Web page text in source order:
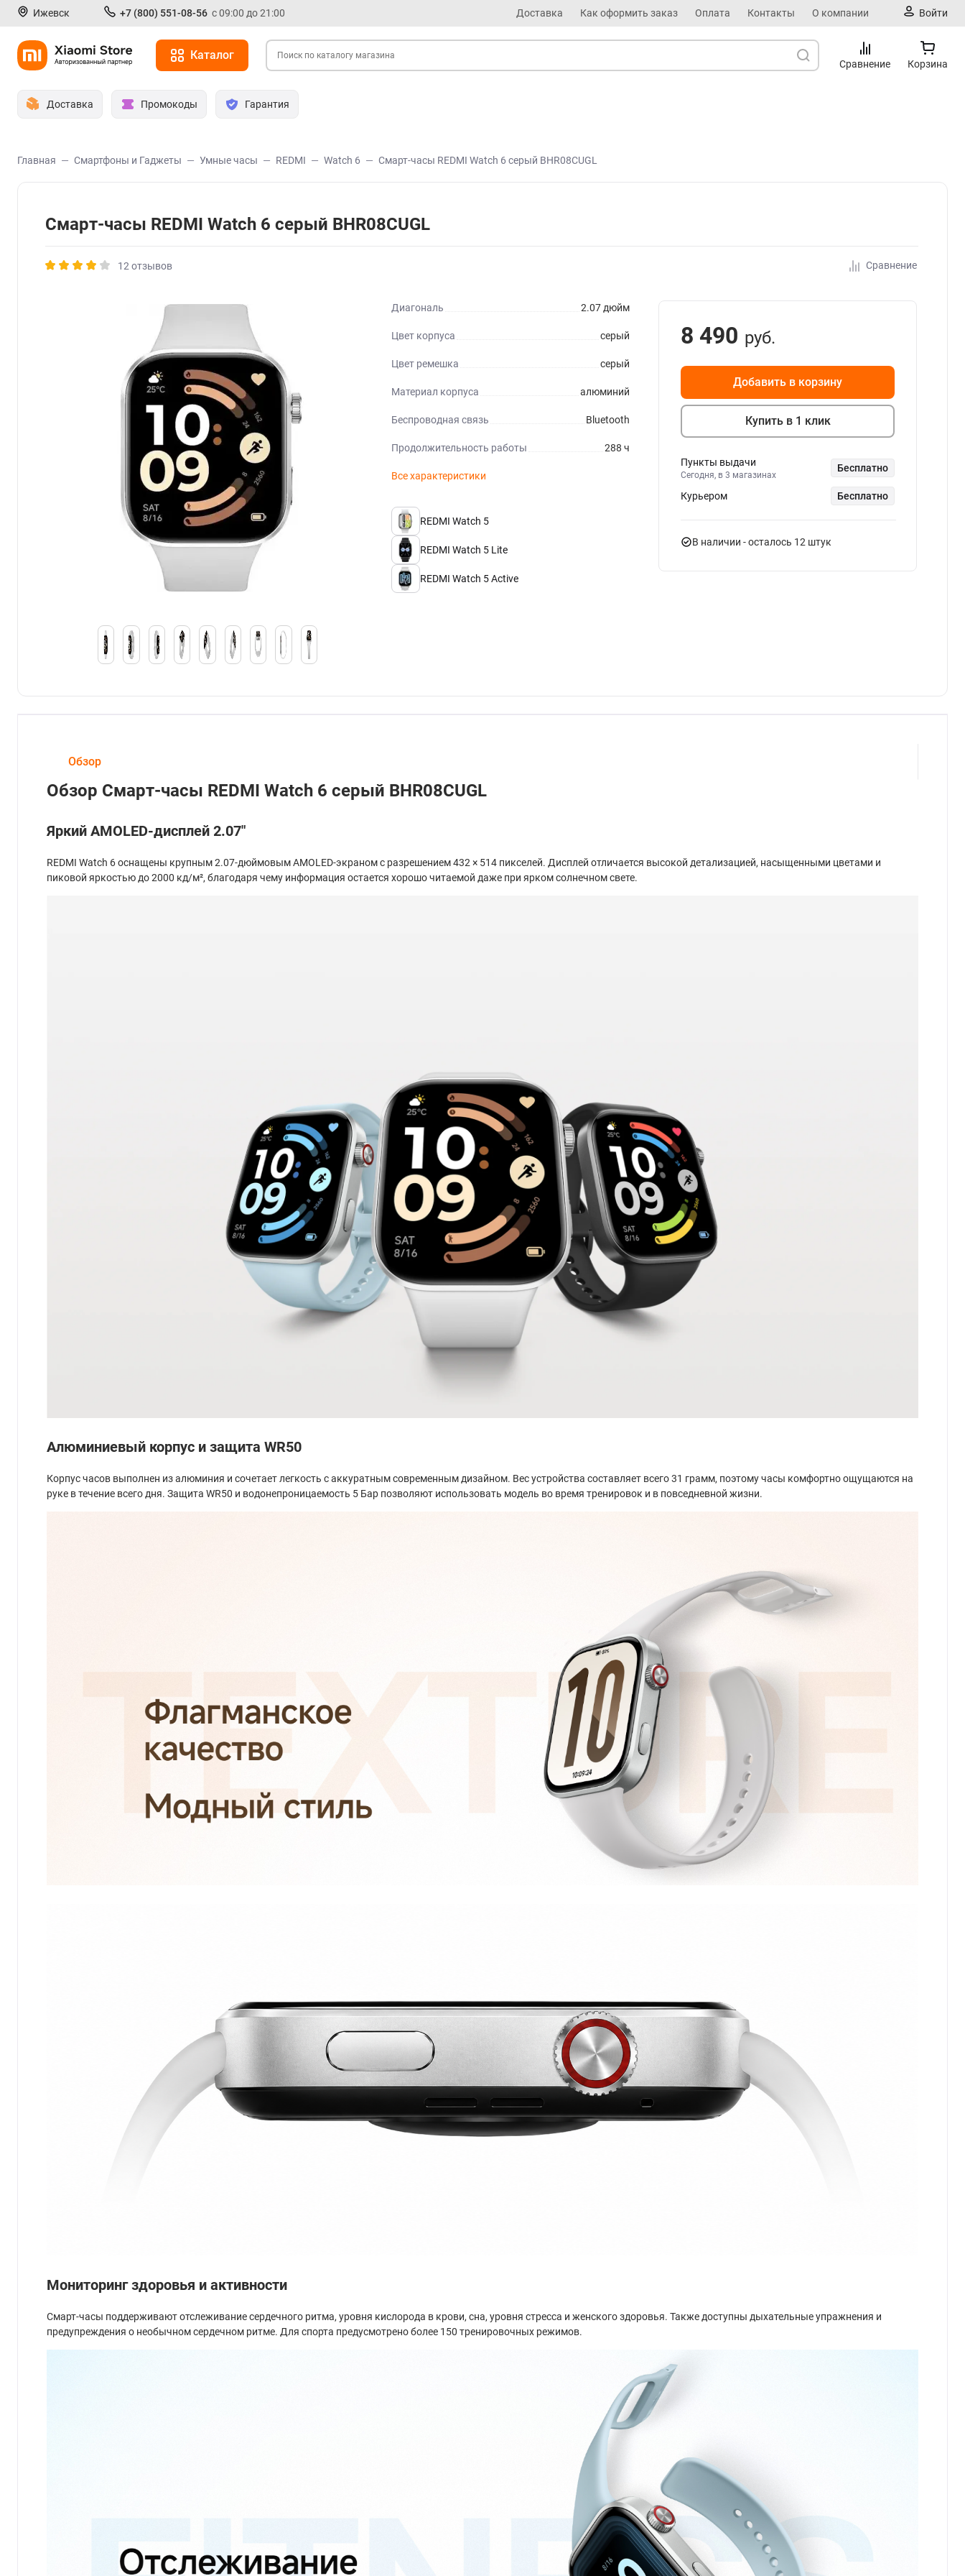
Ижевск +7 (800) 551-08-56 с 09:00 до 21:00 Доставка Как оформить заказ Оплата Контакты О компании Войти
Каталог
Сравнение Корзина
Доставка Промокоды Гарантия
Главная Смартфоны и Гаджеты Умные часы REDMI Watch 6 Смарт-часы REDMI Watch 6 серый BHR08CUGL
Смарт-часы REDMI Watch 6 серый BHR08CUGL
12 отзывов Сравнение
Диагональ 2.07 дюйм
Цвет корпуса серый
Цвет ремешка серый
Материал корпуса алюминий
Беспроводная связь Bluetooth
Продолжительность работы 288 ч
Все характеристики
REDMI Watch 5
REDMI Watch 5 Lite
REDMI Watch 5 Active
8 490 руб.
Добавить в корзину
Купить в 1 клик
Пункты выдачи
Сегодня, в 3 магазинах
Бесплатно
Курьером Бесплатно
В наличии - осталось 12 штук
Обзор
Обзор Смарт-часы REDMI Watch 6 серый BHR08CUGL
Яркий AMOLED-дисплей 2.07"
REDMI Watch 6 оснащены крупным 2.07-дюймовым AMOLED-экраном с разрешением 432 × 514 пикселей. Дисплей отличается высокой детализацией, насыщенными цветами и
пиковой яркостью до 2000 кд/м², благодаря чему информация остается хорошо читаемой даже при ярком солнечном свете.
Алюминиевый корпус и защита WR50
Корпус часов выполнен из алюминия и сочетает легкость с аккуратным современным дизайном. Вес устройства составляет всего 31 грамм, поэтому часы комфортно ощущаются на
руке в течение всего дня. Защита WR50 и водонепроницаемость 5 Бар позволяют использовать модель во время тренировок и в повседневной жизни.
Мониторинг здоровья и активности
Смарт-часы поддерживают отслеживание сердечного ритма, уровня кислорода в крови, сна, уровня стресса и женского здоровья. Также доступны дыхательные упражнения и
предупреждения о необычном сердечном ритме. Для спорта предусмотрено более 150 тренировочных режимов.